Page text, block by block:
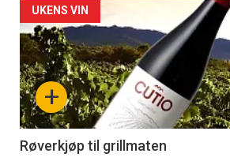
Forsiden
akkurat
nå
-
4
+
UKENS VIN
Røverkjøp til grillmaten